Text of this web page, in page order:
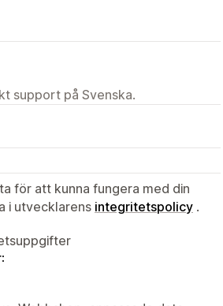
support på Svenska.
för att kunna fungera med din
i utvecklarens integritetspolicy .